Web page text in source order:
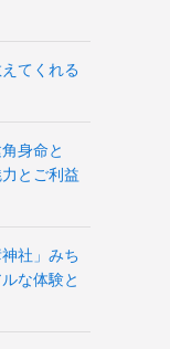
てくれる
身命と
とご利益
社」みち
な体験と